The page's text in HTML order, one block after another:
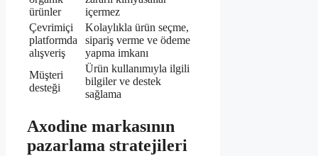
ürünler
içermez
Çevrimiçi
platformda
alışveriş
Kolaylıkla ürün seçme,
sipariş verme ve ödeme
yapma imkanı
Müşteri
desteği
Ürün kullanımıyla ilgili
bilgiler ve destek
sağlama
Axodine markasının
pazarlama stratejileri